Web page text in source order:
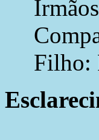
Filho: